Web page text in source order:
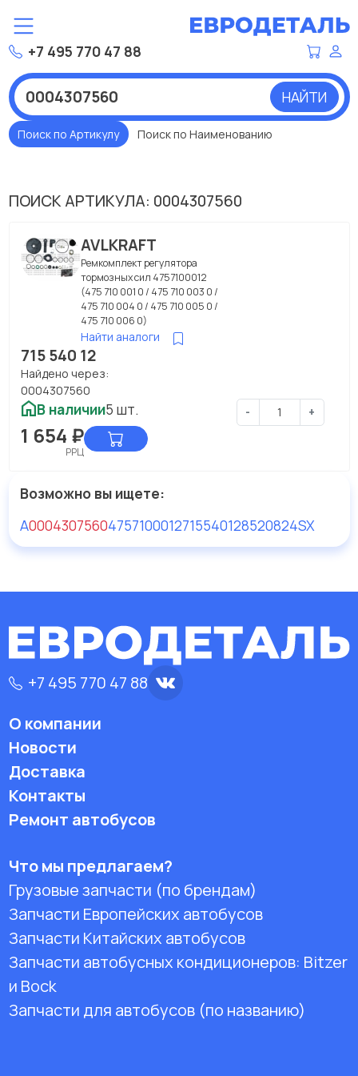
+7 495 770 47 88
НАЙТИ
Поиск по Артикулу Поиск по Наименованию
ПОИСК АРТИКУЛА: 0004307560
AVLKRAFT
Ремкомплект регулятора
тормозных сил 4757100012
(475 710 001 0 / 475 710 003 0 /
475 710 004 0 / 475 710 005 0 /
475 710 006 0)
Найти аналоги
715 540 12
Найдено через:
0004307560
В наличии5 шт. - +
1 654 ₽
РРЦ
Возможно вы ищете:
A00043075604757100012715540128520824SX
+7 495 770 47 88
О компании
Новости
Доставка
Контакты
Ремонт автобусов
Что мы предлагаем?
Грузовые запчасти (по брендам)
Запчасти Европейских автобусов
Запчасти Китайских автобусов
Запчасти автобусных кондиционеров: Bitzer
и Bock
Запчасти для автобусов (по названию)